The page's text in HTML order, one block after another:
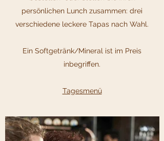
persönlichen Lunch zusammen: drei
verschiedene leckere Tapas nach Wahl.
Ein Softgetränk/Mineral ist im Preis
inbegriffen.
Tagesmenü